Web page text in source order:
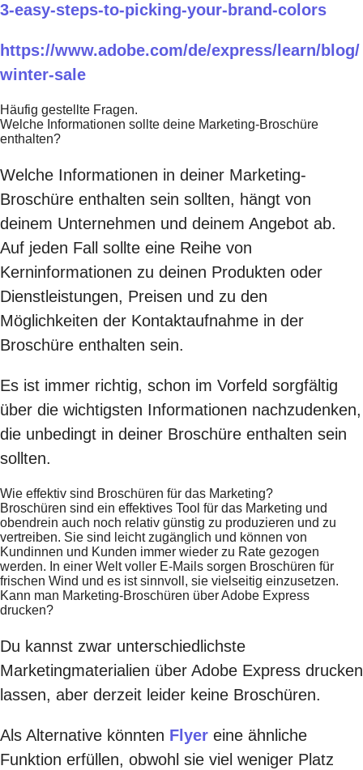
3-easy-steps-to-picking-your-brand-colors
https://www.adobe.com/de/express/learn/blog/
winter-sale
Häufig gestellte Fragen.
Welche Informationen sollte deine Marketing-Broschüre
enthalten?
Welche Informationen in deiner Marketing-
Broschüre enthalten sein sollten, hängt von
deinem Unternehmen und deinem Angebot ab.
Auf jeden Fall sollte eine Reihe von
Kerninformationen zu deinen Produkten oder
Dienstleistungen, Preisen und zu den
Möglichkeiten der Kontaktaufnahme in der
Broschüre enthalten sein.
Es ist immer richtig, schon im Vorfeld sorgfältig
über die wichtigsten Informationen nachzudenken,
die unbedingt in deiner Broschüre enthalten sein
sollten.
Wie effektiv sind Broschüren für das Marketing?
Broschüren sind ein effektives Tool für das Marketing und
obendrein auch noch relativ günstig zu produzieren und zu
vertreiben. Sie sind leicht zugänglich und können von
Kundinnen und Kunden immer wieder zu Rate gezogen
werden. In einer Welt voller E-Mails sorgen Broschüren für
frischen Wind und es ist sinnvoll, sie vielseitig einzusetzen.
Kann man Marketing-Broschüren über Adobe Express
drucken?
Du kannst zwar unterschiedlichste
Marketingmaterialien über Adobe Express drucken
lassen, aber derzeit leider keine Broschüren.
Als Alternative könnten Flyer eine ähnliche
Funktion erfüllen, obwohl sie viel weniger Platz